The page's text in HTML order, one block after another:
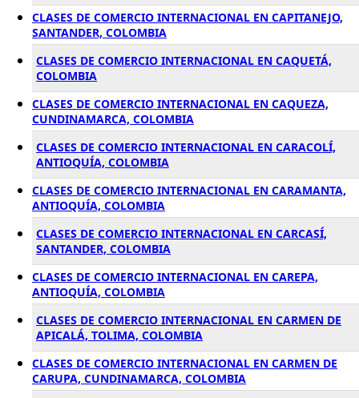
CLASES DE COMERCIO INTERNACIONAL EN CAPITANEJO,
SANTANDER, COLOMBIA
CLASES DE COMERCIO INTERNACIONAL EN CAQUETÁ,
COLOMBIA
CLASES DE COMERCIO INTERNACIONAL EN CAQUEZA,
CUNDINAMARCA, COLOMBIA
CLASES DE COMERCIO INTERNACIONAL EN CARACOLÍ,
ANTIOQUÍA, COLOMBIA
CLASES DE COMERCIO INTERNACIONAL EN CARAMANTA,
ANTIOQUÍA, COLOMBIA
CLASES DE COMERCIO INTERNACIONAL EN CARCASÍ,
SANTANDER, COLOMBIA
CLASES DE COMERCIO INTERNACIONAL EN CAREPA,
ANTIOQUÍA, COLOMBIA
CLASES DE COMERCIO INTERNACIONAL EN CARMEN DE
APICALÁ, TOLIMA, COLOMBIA
CLASES DE COMERCIO INTERNACIONAL EN CARMEN DE
CARUPA, CUNDINAMARCA, COLOMBIA